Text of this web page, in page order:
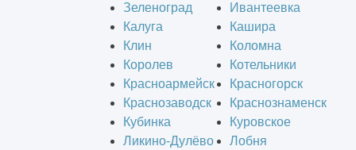
Зеленоград
Ивантеевка
Калуга
Кашира
Клин
Коломна
Королев
Котельники
Красноармейск
Красногорск
Краснозаводск
Краснознаменск
Кубинка
Куровское
Ликино-Дулёво
Лобня